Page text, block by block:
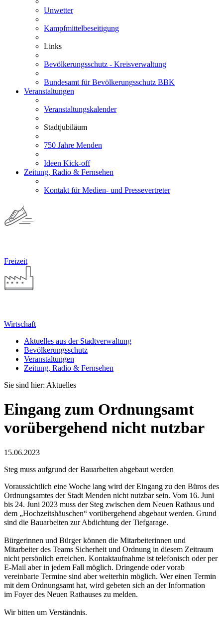
Unwetter
Kampfmittelbeseitigung
Links
Bevölkerungsschutz - Kreisverwaltung
Bundesamt für Bevölkerungsschutz BBK
Veranstaltungen
Veranstaltungskalender
Stadtjubiläum
750 Jahre Menden
Ideen Kick-off
Zeitung, Radio & Fernsehen
Kontakt für Medien- und Pressevertreter
Freizeit
Wirtschaft
Aktuelles aus der Stadtverwaltung
Bevölkerungsschutz
Veranstaltungen
Zeitung, Radio & Fernsehen
Sie sind hier: Aktuelles
Eingang zum Ordnungsamt
vorübergehend nicht nutzbar
15.06.2023
Steg muss aufgrund der Bauarbeiten abgebaut werden
Voraussichtlich eine Woche lang wird der Eingang zu den Büros des
Ordnungsamtes der Stadt Menden nicht nutzbar sein. Vom 16. Juni
bis 24. Juni 2023 muss der Steg zwischen dem Neuen Rathaus und
dem „Hochzeitshäuschen“ vorübergehend abgebaut werden. Grund
sind die Bauarbeiten zur Abdichtung der Tiefgarage.
Bürgerinnen und Bürger können die Mitarbeiterinnen und
Mitarbeiter des Teams Sicherheit und Ordnung in diesem Zeitraum
nicht persönlich erreichen. Kontaktaufnahme ist telefonisch oder per
E-Mail aber in jedem Fall möglich. Dringende oder vorab
vereinbarte Termine sind aber weiterhin möglich. Wer einen Termin
mit dem Ordnungsamt hat, wird gebeten sich an der Information
im Foyer des Neuen Rathauses zu melden.
Wir bitten um Verständnis.